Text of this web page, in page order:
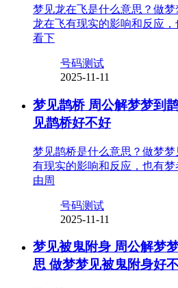
梦见龙在飞是什么意思？做
龙在飞有现实的影响和反应
看下
号码测试
2025-11-11
梦见鹊桥 周公解梦梦到
见鹊桥好不好
梦见鹊桥是什么意思？做梦
有现实的影响和反应，也有
由周
号码测试
2025-11-11
梦见被鬼附身 周公解梦
思 做梦梦见被鬼附身好